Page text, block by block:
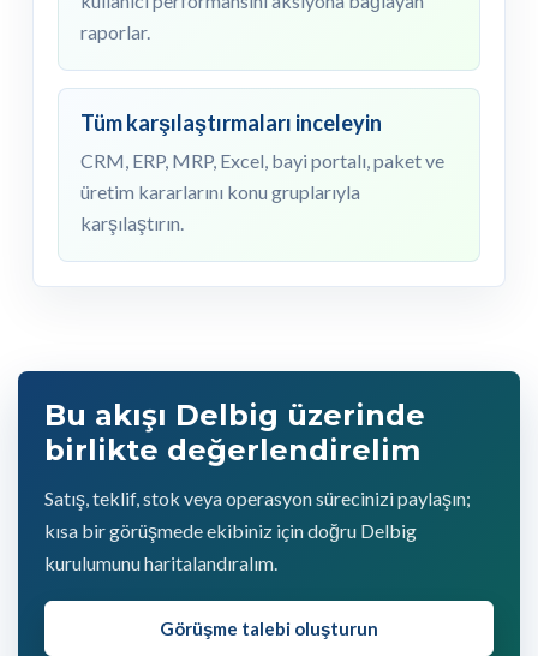
raporlar.
Tüm karşılaştırmaları inceleyin
CRM, ERP, MRP, Excel, bayi portalı, paket ve
üretim kararlarını konu gruplarıyla
karşılaştırın.
Bu akışı Delbig üzerinde
birlikte değerlendirelim
Satış, teklif, stok veya operasyon sürecinizi paylaşın;
kısa bir görüşmede ekibiniz için doğru Delbig
kurulumunu haritalandıralım.
Görüşme talebi oluşturun